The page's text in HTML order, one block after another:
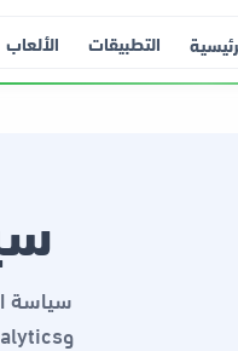
التطبيقات الألعاب